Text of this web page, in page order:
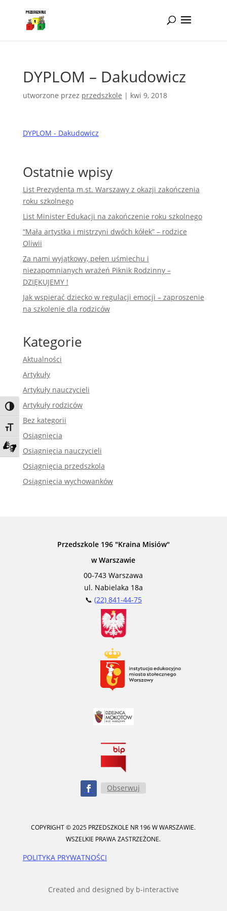
Toggle High Contrast
Toggle Font size
Zadzwoń do tłumacza języka migowego
DYPLOM – Dakudowicz
utworzone przez przedszkole | kwi 9, 2018
DYPLOM - Dakudowicz
Ostatnie wpisy
List Prezydenta m.st. Warszawy z okazji zakończenia
roku szkolnego
List Minister Edukacji na zakończenie roku szkolnego
“Mała artystka i mistrzyni dwóch kółek” – rodzice
Oliwii
Za nami wyjątkowy, pełen uśmiechu i
niezapomnianych wrażeń Piknik Rodzinny –
DZIĘKUJEMY !
Jak wspierać dziecko w regulacji emocji – zaproszenie
na szkolenie dla rodziców
Kategorie
Aktualności
Artykuły
Artykuły nauczycieli
Artykuły rodziców
Bez kategorii
Osiągnięcia
Osiągnięcia nauczycieli
Osiągnięcia przedszkola
Osiągnięcia wychowanków
Przedszkole 196 "Kraina Misiów"
w Warszawie
00-743 Warszawa
ul. Nabielaka 18a
📞 (22) 841-44-75
Obserwuj
COPYRIGHT © 2025 PRZEDSZKOLE NR 196 W WARSZAWIE.
WSZELKIE PRAWA ZASTRZEŻONE.
POLITYKA PRYWATNOŚCI
Created and designed by b-interactive